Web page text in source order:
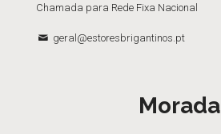
Chamada para Rede Fixa Nacional
geral@estoresbrigantinos.pt
Morada